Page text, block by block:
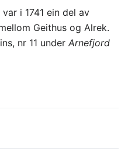
var i 1741 ein del av
Geithus og Alrek.
nr 11 under Arnefjord